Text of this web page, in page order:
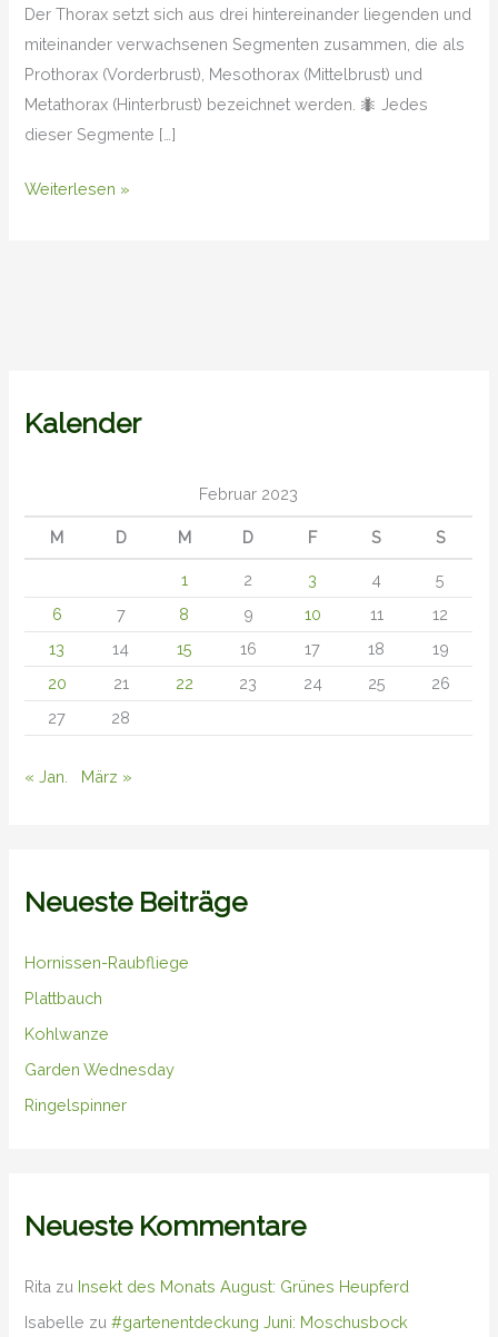
Der Thorax setzt sich aus drei hintereinander liegenden und
miteinander verwachsenen Segmenten zusammen, die als
Prothorax (Vorderbrust), Mesothorax (Mittelbrust) und
Metathorax (Hinterbrust) bezeichnet werden. 🐜 Jedes
dieser Segmente […]
Weiterlesen »
Kalender
Februar 2023
M D M D F S S
1 2 3 4
5
6
7 8 9 10 11
12
13
14 15 16 17 18
19
20
21 22 23 24 25
26
27
28
« Jan. März »
Neueste Beiträge
Hornissen-Raubfliege
Plattbauch
Kohlwanze
Garden Wednesday
Ringelspinner
Neueste Kommentare
Rita zu Insekt des Monats August: Grünes Heupferd
Isabelle zu#gartenentdeckung Juni: Moschusbock